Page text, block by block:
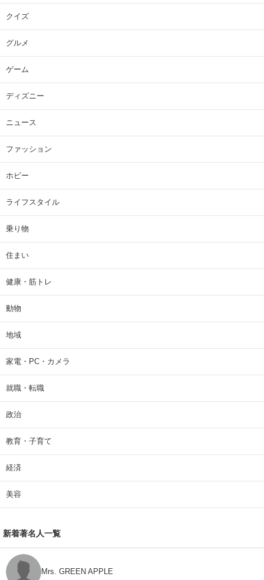
クイズ
グルメ
ゲーム
ディズニー
ニュース
ファッション
ホビー
ライフスタイル
乗り物
住まい
健康・筋トレ
動物
地域
家電・PC・カメラ
就職・転職
政治
教育・子育て
経済
美容
新着著名人一覧
Mrs. GREEN APPLE